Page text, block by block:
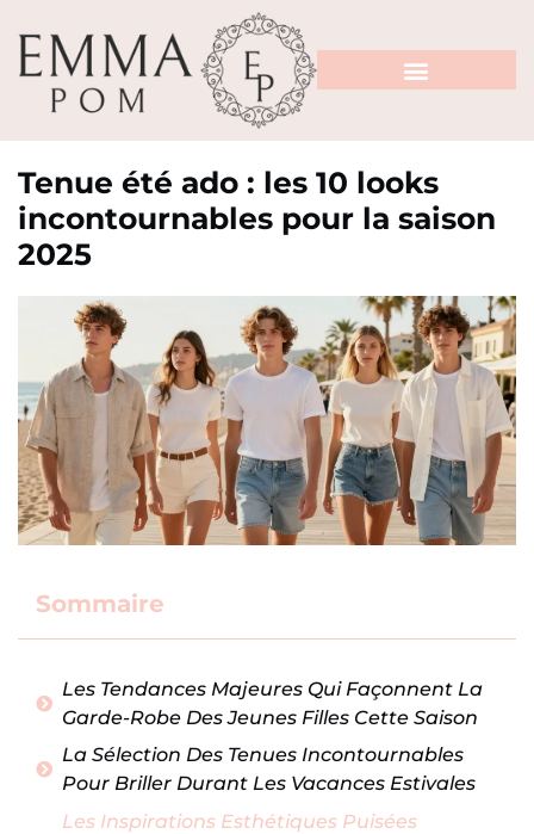
Tenue été ado : les 10 looks
incontournables pour la saison
2025
Sommaire
Les Tendances Majeures Qui Façonnent La
Garde-Robe Des Jeunes Filles Cette Saison
La Sélection Des Tenues Incontournables
Pour Briller Durant Les Vacances Estivales
Les Inspirations Esthétiques Puisées